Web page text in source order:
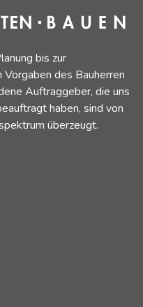
bis zur
des Bauherren
Auftraggeber, die uns
haben, sind von
überzeugt.